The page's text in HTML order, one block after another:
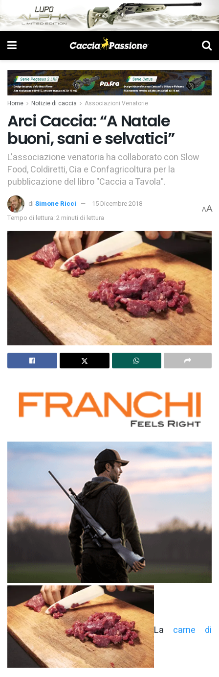
Home Notizie di caccia Associazioni Venatorie
Arci Caccia: “A Natale
buoni, sani e selvatici”
L'associazione venatoria ha collaborato con Slow
Food, Coldiretti, Cia e Confagricoltura per la
pubblicazione del libro "Caccia a Tavola".
di Simone Ricci
15 Dicembre 2018
Tempo di lettura: 2 minuti di lettura
AA
La carne di